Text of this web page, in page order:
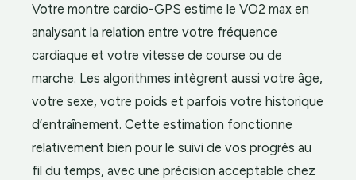
Votre montre cardio-GPS estime le VO2 max en
analysant la relation entre votre fréquence
cardiaque et votre vitesse de course ou de
marche. Les algorithmes intègrent aussi votre âge,
votre sexe, votre poids et parfois votre historique
d’entraînement. Cette estimation fonctionne
relativement bien pour le suivi de vos progrès au
fil du temps, avec une précision acceptable chez